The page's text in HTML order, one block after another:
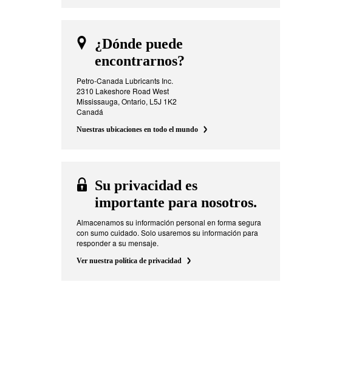
¿Dónde puede
encontrarnos?
Petro-Canada Lubricants Inc.
2310 Lakeshore Road West
Mississauga, Ontario, L5J 1K2
Canadá
Nuestras ubicaciones en todo el mundo
Su privacidad es
importante para nosotros.
Almacenamos su información personal en forma segura
con sumo cuidado. Solo usaremos su información para
responder a su mensaje.
Ver nuestra política de privacidad